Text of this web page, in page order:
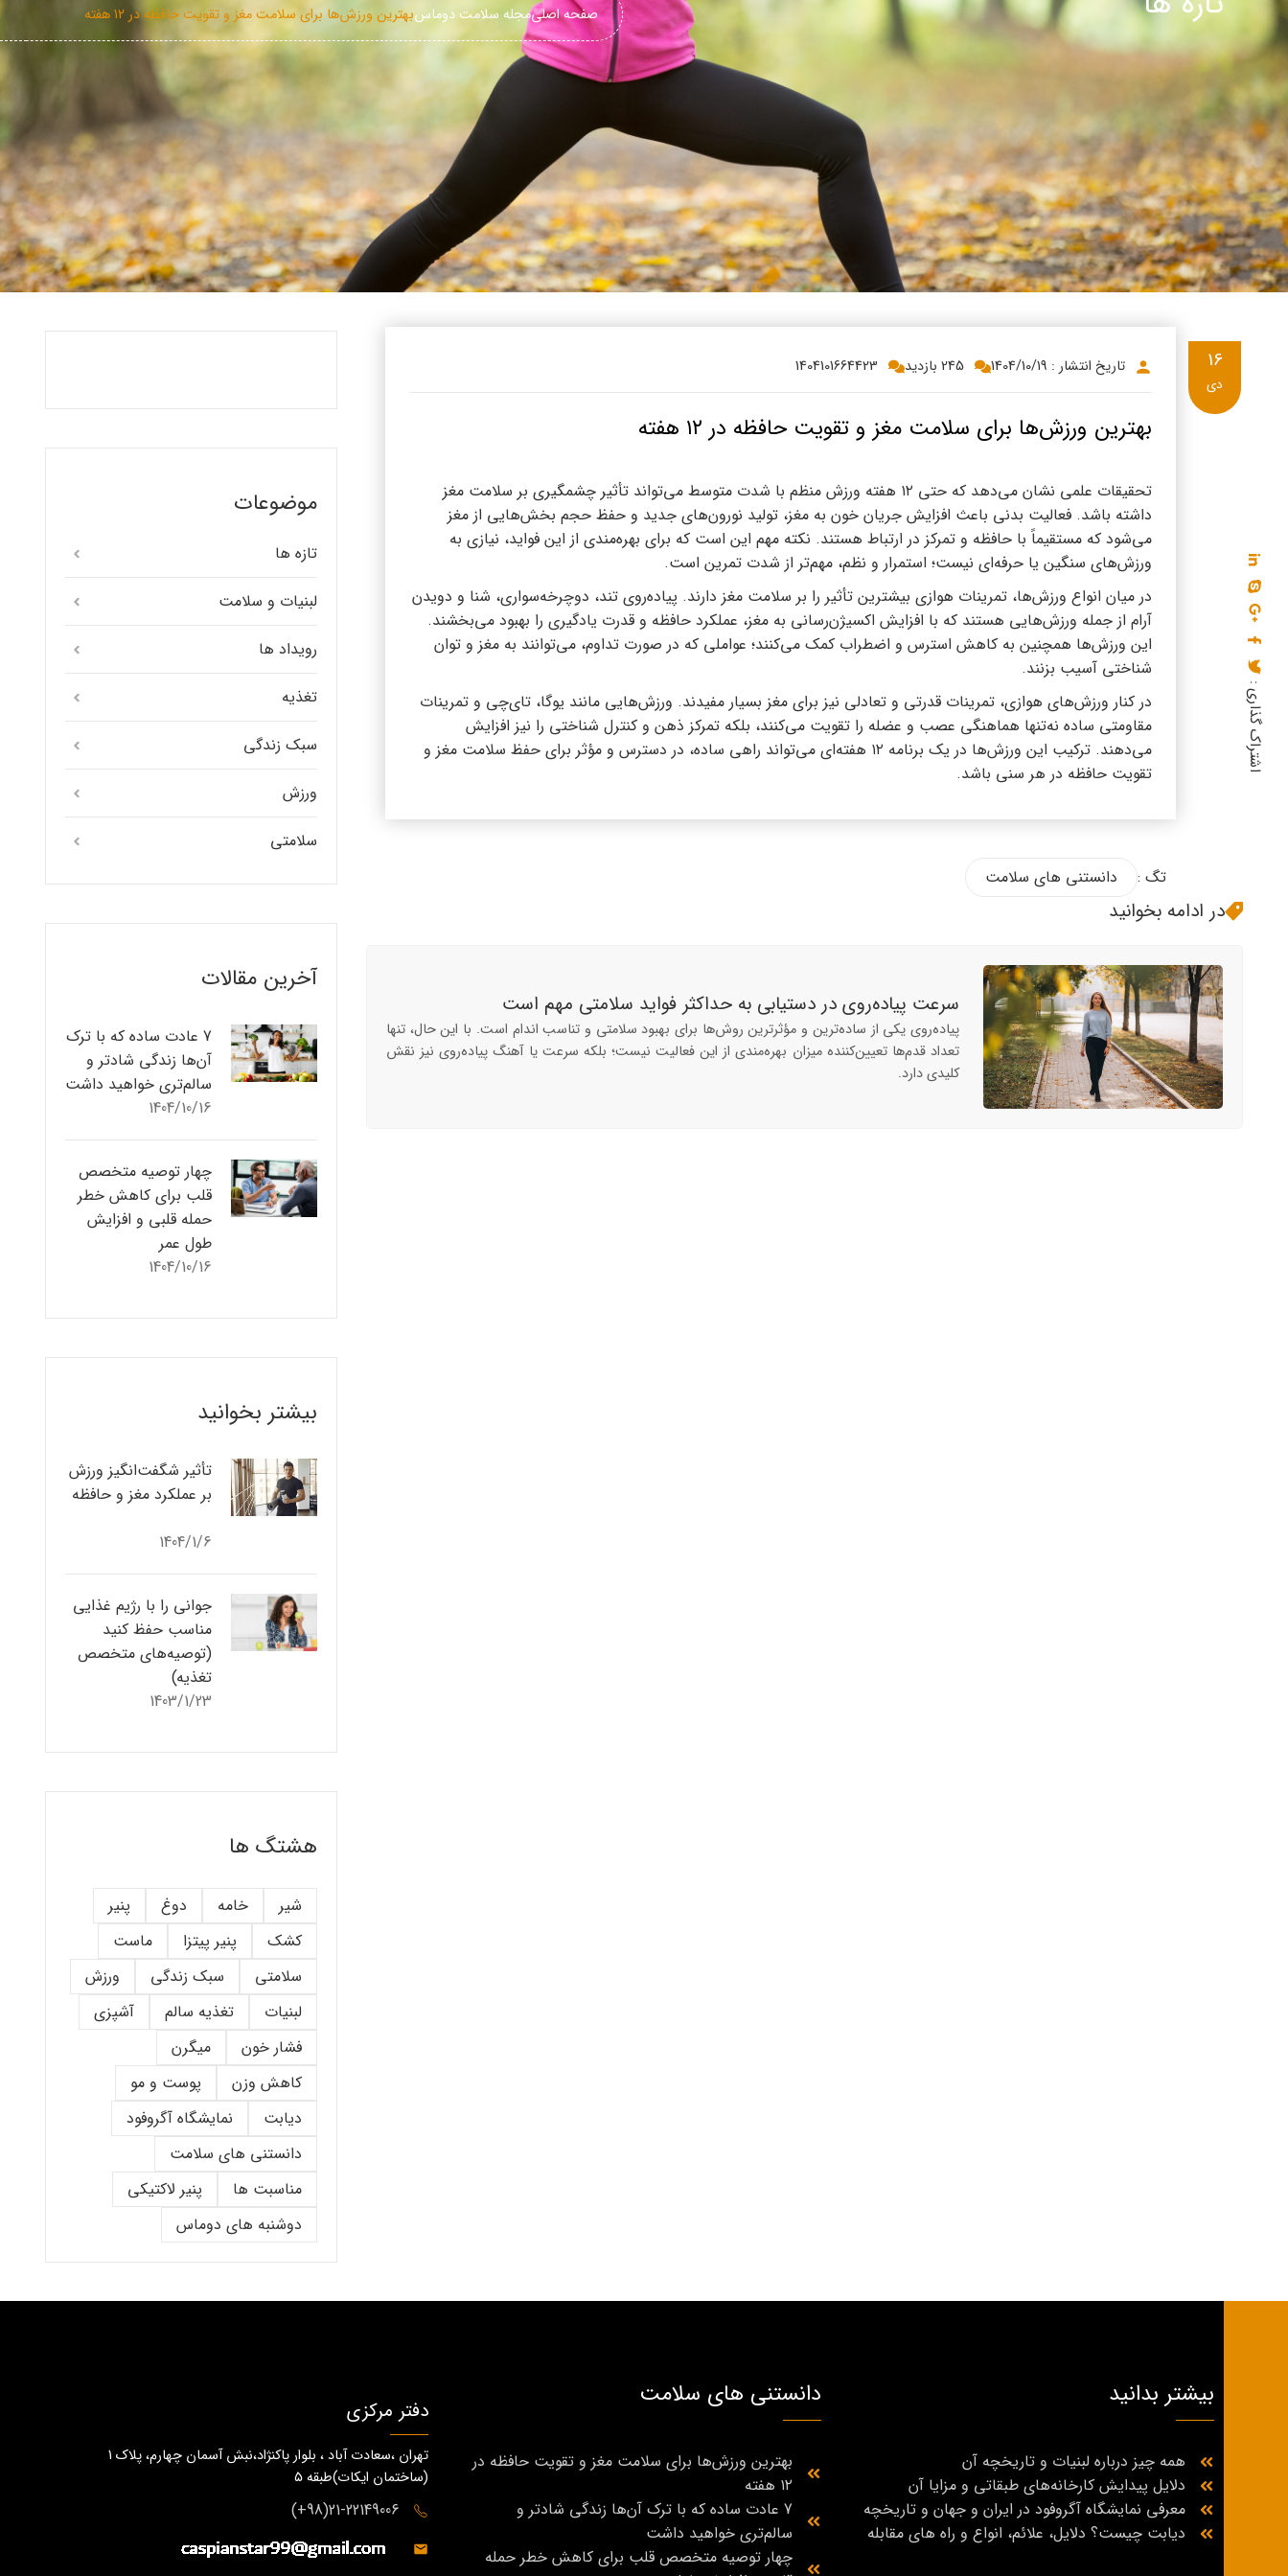
کشک
سینما دوماس
دانستنی های سلامت
گالری تصاویر
English
Russian
Turkish
صفحه اصلیمجله سلامت دوماسبهترین ورزش‌ها برای سلامت مغز و تقویت حافظه در ۱۲ هفته
تاریخ انتشار : 1404/10/19 245 بازدید 1404101664423 16
دی
بهترین ورزش‌ها برای سلامت مغز و تقویت حافظه در ۱۲ هفته
تحقیقات علمی نشان می‌دهد که حتی ۱۲ هفته ورزش منظم با شدت متوسط می‌تواند تأثیر چشمگیری بر سلامت مغز
داشته باشد. فعالیت بدنی باعث افزایش جریان خون به مغز، تولید نورون‌های جدید و حفظ حجم بخش‌هایی از مغز
می‌شود که مستقیماً با حافظه و تمرکز در ارتباط هستند. نکته مهم این است که برای بهره‌مندی از این فواید، نیازی به
ورزش‌های سنگین یا حرفه‌ای نیست؛ استمرار و نظم، مهم‌تر از شدت تمرین است.
در میان انواع ورزش‌ها، تمرینات هوازی بیشترین تأثیر را بر سلامت مغز دارند. پیاده‌روی تند، دوچرخه‌سواری، شنا و دویدن
آرام از جمله ورزش‌هایی هستند که با افزایش اکسیژن‌رسانی به مغز، عملکرد حافظه و قدرت یادگیری را بهبود می‌بخشند.
این ورزش‌ها همچنین به کاهش استرس و اضطراب کمک می‌کنند؛ عواملی که در صورت تداوم، می‌توانند به مغز و توان
شناختی آسیب بزنند.
در کنار ورزش‌های هوازی، تمرینات قدرتی و تعادلی نیز برای مغز بسیار مفیدند. ورزش‌هایی مانند یوگا، تای‌چی و تمرینات
مقاومتی ساده نه‌تنها هماهنگی عصب و عضله را تقویت می‌کنند، بلکه تمرکز ذهن و کنترل شناختی را نیز افزایش
می‌دهند. ترکیب این ورزش‌ها در یک برنامه ۱۲ هفته‌ای می‌تواند راهی ساده، در دسترس و مؤثر برای حفظ سلامت مغز و
تقویت حافظه در هر سنی باشد.
اشتراک گذاری :
تگ : دانستنی های سلامت
در ادامه بخوانید
سرعت پیاده‌روی در دستیابی به حداکثر فواید سلامتی مهم است
پیاده‌روی یکی از ساده‌ترین و مؤثرترین روش‌ها برای بهبود سلامتی و تناسب اندام است. با این حال، تنها
تعداد قدم‌ها تعیین‌کننده میزان بهره‌مندی از این فعالیت نیست؛ بلکه سرعت یا آهنگ پیاده‌روی نیز نقش
کلیدی دارد.
موضوعات
تازه ها
لبنیات و سلامت
رویداد ها
تغذیه
سبک زندگی
ورزش
سلامتی
آخرین مقالات
7 عادت ساده که با ترک
آن‌ها زندگی شادتر و
سالم‌تری خواهید داشت
1404/10/16
چهار توصیه متخصص
قلب برای کاهش خطر
حمله قلبی و افزایش
طول عمر
1404/10/16
بیشتر بخوانید
تأثیر شگفت‌انگیز ورزش
بر عملکرد مغز و حافظه
1404/1/6
جوانی را با رژیم غذایی
مناسب حفظ کنید
(توصیه‌های متخصص
تغذیه)
1403/1/23
هشتگ ها
شیر خامه دوغ
پنیر
کشک
پنیر پیتزا
ماست
سلامتی
سبک زندگی
ورزش
لبنیات
تغذیه سالم
آشپزی
فشار خون
میگرن
کاهش وزن
پوست و مو
دیابت
نمایشگاه آگروفود
دانستنی های سلامت
مناسبت ها
پنیر لاکتیکی
دوشنبه های دوماس
بیشتر بدانید
همه چیز درباره لبنیات و تاریخچه آن
دلایل پیدایش کارخانه‌های طبقاتی و مزایا آن
معرفی نمایشگاه آگروفود در ایران و جهان و تاریخچه
دیابت چیست؟ دلایل، علائم، انواع و راه‌ های مقابله
دانستنی های سلامت
بهترین ورزش‌ها برای سلامت مغز و تقویت حافظه در
۱۲ هفته
7 عادت ساده که با ترک آن‌ها زندگی شادتر و
سالم‌تری خواهید داشت
چهار توصیه متخصص قلب برای کاهش خطر حمله
دفتر مرکزی
تهران ،سعادت آباد ، بلوار پاکنژاد،نبش آسمان چهارم، پلاک 1
(ساختمان ايكات)طبقه ٥
21-22149006(98+)